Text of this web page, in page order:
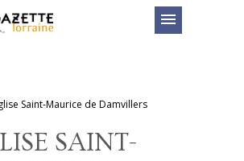
menu
Saint-Maurice de Damvillers
SAINT-